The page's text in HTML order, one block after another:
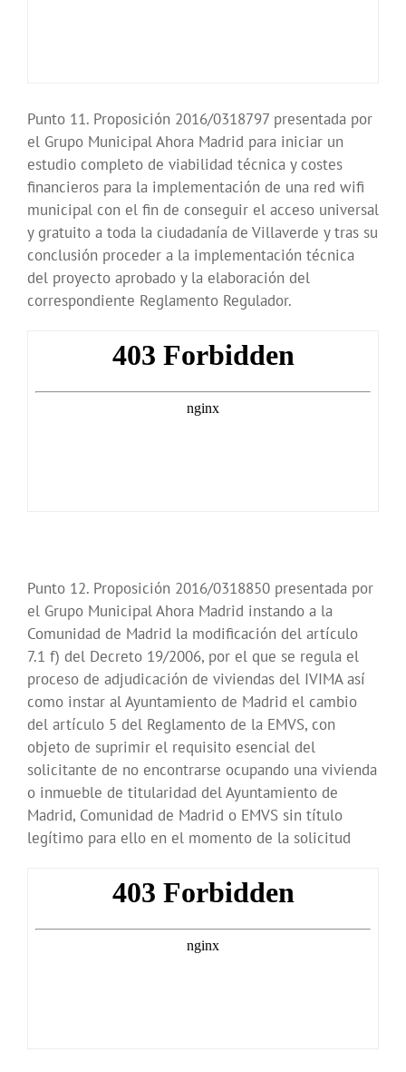
Punto 11. Proposición 2016/0318797 presentada por
el Grupo Municipal Ahora Madrid para iniciar un
estudio completo de viabilidad técnica y costes
financieros para la implementación de una red wifi
municipal con el fin de conseguir el acceso universal
y gratuito a toda la ciudadanía de Villaverde y tras su
conclusión proceder a la implementación técnica
del proyecto aprobado y la elaboración del
correspondiente Reglamento Regulador.
Punto 12. Proposición 2016/0318850 presentada por
el Grupo Municipal Ahora Madrid instando a la
Comunidad de Madrid la modificación del artículo
7.1 f) del Decreto 19/2006, por el que se regula el
proceso de adjudicación de viviendas del IVIMA así
como instar al Ayuntamiento de Madrid el cambio
del artículo 5 del Reglamento de la EMVS, con
objeto de suprimir el requisito esencial del
solicitante de no encontrarse ocupando una vivienda
o inmueble de titularidad del Ayuntamiento de
Madrid, Comunidad de Madrid o EMVS sin título
legítimo para ello en el momento de la solicitud